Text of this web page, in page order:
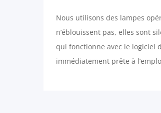
Nous utilisons des lampes
n’éblouissent pas, elles sont
qui fonctionne avec le logiciel
immédiatement prête à